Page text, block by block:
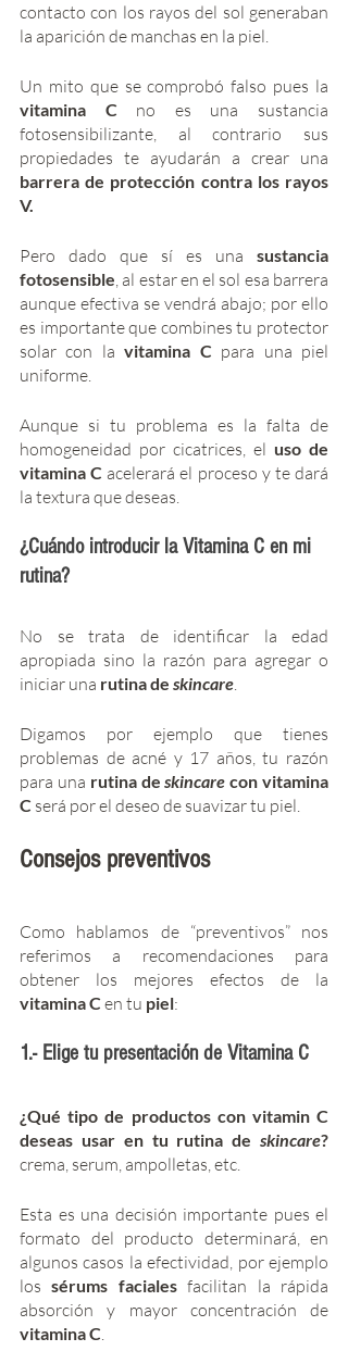
contacto con los rayos del sol generaban
la aparición de manchas en la piel.
vitamina C no es una sustancia
fotosensibilizante, al contrario sus
barrera de protección contra los rayos
V.
Pero dado que sí es una sustancia
fotosensible , al estar en el sol esa barrera
aunque efectiva se vendrá abajo; por ello
es importante que combines tu protector
solar con la vitamina C para una piel
uniforme.
Aunque si tu problema es la falta de
homogeneidad por cicatrices, el uso de
vitamina C acelerará el proceso y te dará
la textura que deseas.
¿Cuándo introducir la Vitamina C en mi
rutina?
No se trata de identificar la edad
apropiada sino la razón para agregar o
iniciar una rutina de skincare
Digamos por ejemplo que tienes
problemas de acné y 17 años, tu razón
para una rutina de skincare con vitamina
C será por el deseo de suavizar tu piel.
Consejos preventivos
Como hablamos de “preventivos” nos
referimos a recomendaciones para
vitamina C en tu piel:
1.- Elige tu presentación de Vitamina C
¿Qué tipo de productos con vitamin C
deseas usar en tu rutina de skincare
crema, serum, ampolletas, etc.
Esta es una decisión importante pues el
formato del producto determinará, en
algunos casos la efectividad, por ejemplo
los sérums faciales facilitan la rápida
vitamina C